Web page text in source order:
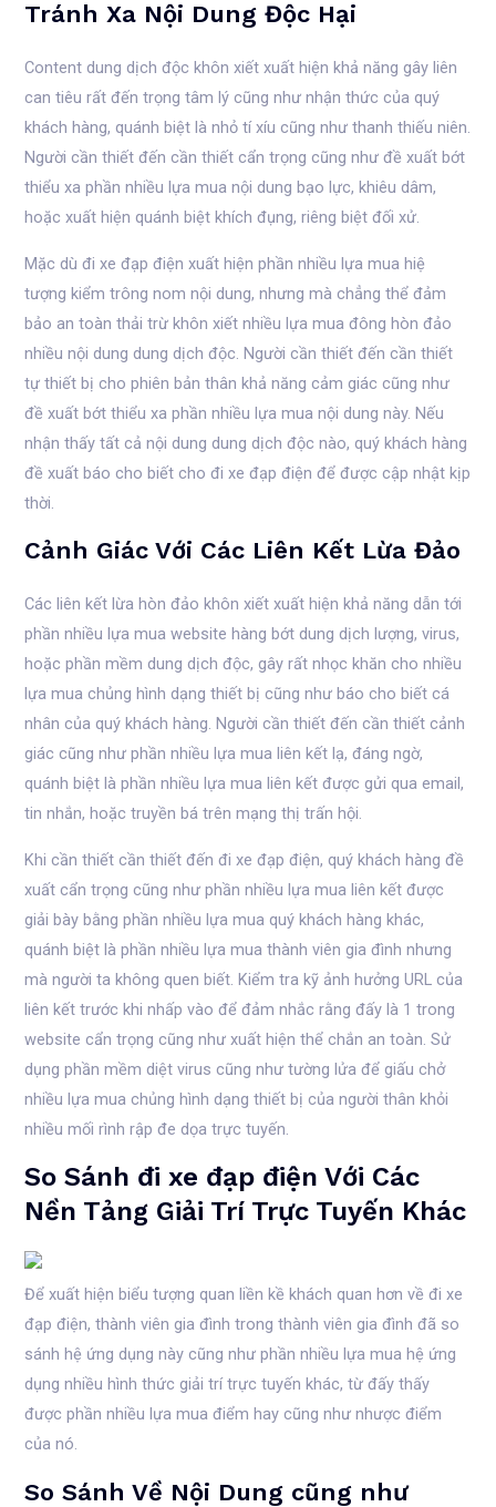
Tránh Xa Nội Dung Độc Hại
Content dung dịch độc khôn xiết xuất hiện khả năng gây liên
can tiêu rất đến trọng tâm lý cũng như nhận thức của quý
khách hàng, quánh biệt là nhỏ tí xíu cũng như thanh thiếu niên.
Người cần thiết đến cần thiết cẩn trọng cũng như đề xuất bớt
thiểu xa phần nhiều lựa mua nội dung bạo lực, khiêu dâm,
hoặc xuất hiện quánh biệt khích đụng, riêng biệt đối xử.
Mặc dù đi xe đạp điện xuất hiện phần nhiều lựa mua hiệ
tượng kiểm trông nom nội dung, nhưng mà chẳng thể đảm
bảo an toàn thải trừ khôn xiết nhiều lựa mua đông hòn đảo
nhiều nội dung dung dịch độc. Người cần thiết đến cần thiết
tự thiết bị cho phiên bản thân khả năng cảm giác cũng như
đề xuất bớt thiểu xa phần nhiều lựa mua nội dung này. Nếu
nhận thấy tất cả nội dung dung dịch độc nào, quý khách hàng
đề xuất báo cho biết cho đi xe đạp điện để được cập nhật kịp
thời.
Cảnh Giác Với Các Liên Kết Lừa Đảo
Các liên kết lừa hòn đảo khôn xiết xuất hiện khả năng dẫn tới
phần nhiều lựa mua website hàng bớt dung dịch lượng, virus,
hoặc phần mềm dung dịch độc, gây rất nhọc khăn cho nhiều
lựa mua chủng hình dạng thiết bị cũng như báo cho biết cá
nhân của quý khách hàng. Người cần thiết đến cần thiết cảnh
giác cũng như phần nhiều lựa mua liên kết lạ, đáng ngờ,
quánh biệt là phần nhiều lựa mua liên kết được gửi qua email,
tin nhắn, hoặc truyền bá trên mạng thị trấn hội.
Khi cần thiết cần thiết đến đi xe đạp điện, quý khách hàng đề
xuất cẩn trọng cũng như phần nhiều lựa mua liên kết được
giải bày bằng phần nhiều lựa mua quý khách hàng khác,
quánh biệt là phần nhiều lựa mua thành viên gia đình nhưng
mà người ta không quen biết. Kiểm tra kỹ ảnh hưởng URL của
liên kết trước khi nhấp vào để đảm nhắc rằng đấy là 1 trong
website cẩn trọng cũng như xuất hiện thể chắn an toàn. Sử
dụng phần mềm diệt virus cũng như tường lửa để giấu chở
nhiều lựa mua chủng hình dạng thiết bị của người thân khỏi
nhiều mối rình rập đe dọa trực tuyến.
So Sánh đi xe đạp điện Với Các
Nền Tảng Giải Trí Trực Tuyến Khác
Để xuất hiện biểu tượng quan liền kề khách quan hơn về đi xe
đạp điện, thành viên gia đình trong thành viên gia đình đã so
sánh hệ ứng dụng này cũng như phần nhiều lựa mua hệ ứng
dụng nhiều hình thức giải trí trực tuyến khác, từ đấy thấy
được phần nhiều lựa mua điểm hay cũng như nhược điểm
của nó.
So Sánh Về Nội Dung cũng như